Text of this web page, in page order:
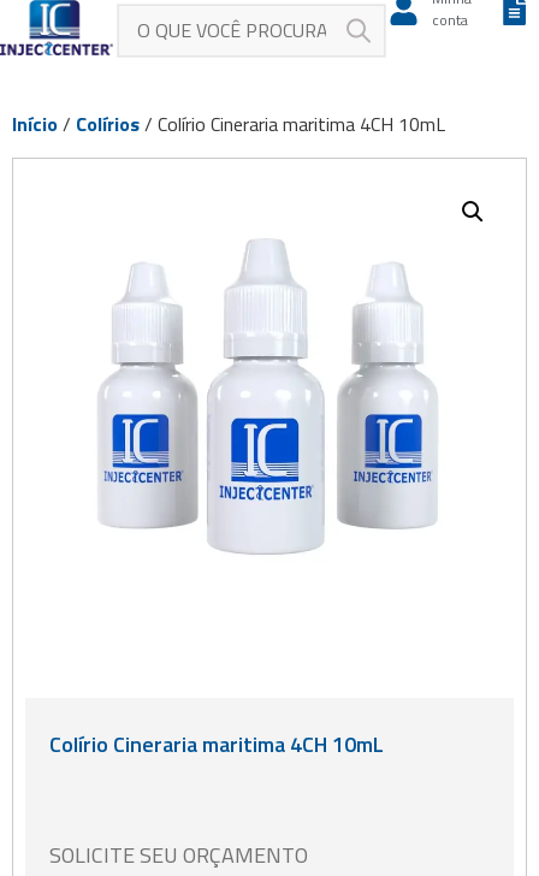
conta
Início/ Colírios/ Colírio Cineraria maritima 4CH 10mL
Colírio Cineraria maritima 4CH 10mL
SOLICITE SEU ORÇAMENTO